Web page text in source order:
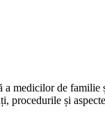
medicilor de
și